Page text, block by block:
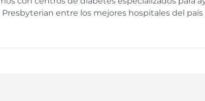
entre los mejores hospitales del